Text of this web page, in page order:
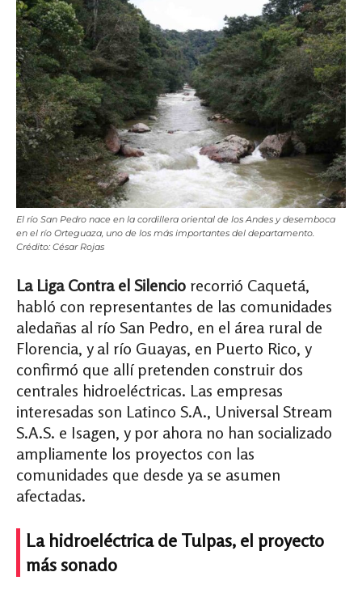
El río San Pedro nace en la cordillera oriental de los Andes y desemboca
en el río Orteguaza, uno de los más importantes del departamento.
Crédito: César Rojas
La Liga Contra el Silencio recorrió Caquetá,
habló con representantes de las comunidades
aledañas al río San Pedro, en el área rural de
Florencia, y al río Guayas, en Puerto Rico, y
confirmó que allí pretenden construir dos
centrales hidroeléctricas. Las empresas
interesadas son Latinco S.A., Universal Stream
S.A.S. e Isagen, y por ahora no han socializado
ampliamente los proyectos con las
comunidades que desde ya se asumen
afectadas.
La hidroeléctrica de Tulpas, el proyecto
más sonado